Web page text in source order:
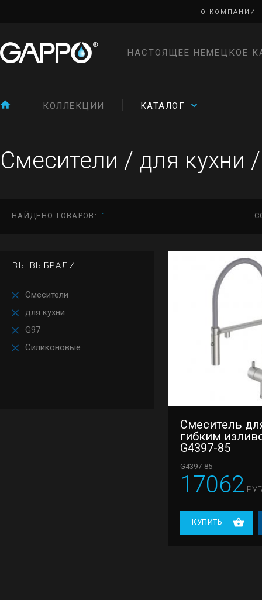
О КОМПАНИИ
НАСТОЯЩЕЕ НЕМЕЦКОЕ
КОЛЛЕКЦИИ КАТАЛОГ
Смесители / для кухни /
НАЙДЕНО ТОВАРОВ: 1
ВЫ ВЫБРАЛИ:
Смесители
для кухни
G97
Силиконовые
Смеситель
гибким
G4397-85
G4397-85
17062
КУПИТЬ